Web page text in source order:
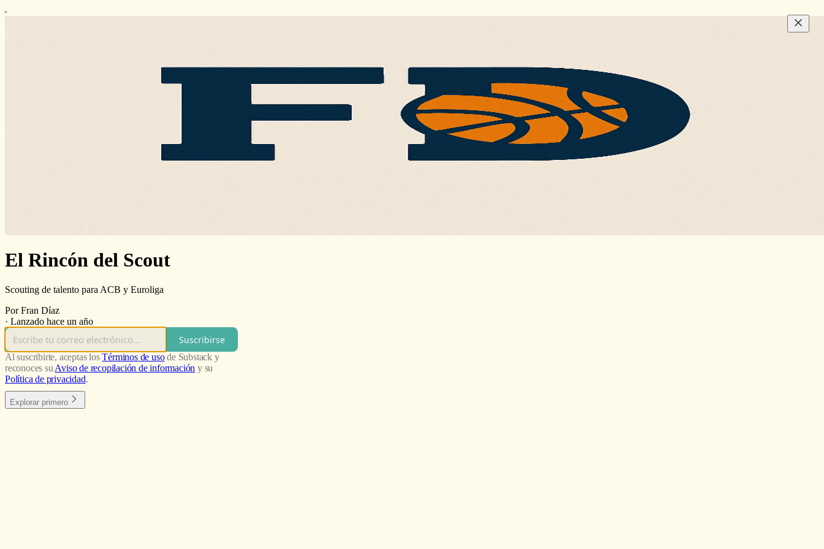
El Rincón del Scout
Scouting de talento para ACB y Euroliga
Por Fran Díaz
· Lanzado hace un año
Suscribirse
Al suscribirte, aceptas losTérminos de usode Substack y
reconoces su Aviso de recopilación de información y su
Política de privacidad.
Explorar primero